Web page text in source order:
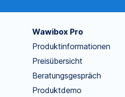
Wawibox Pro
Produktinformationen
Preisübersicht
Beratungsgespräch
Produktdemo